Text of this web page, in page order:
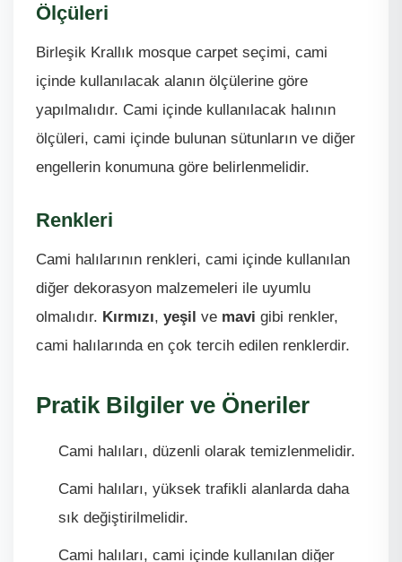
Ölçüleri
Birleşik Krallık mosque carpet seçimi, cami
içinde kullanılacak alanın ölçülerine göre
yapılmalıdır. Cami içinde kullanılacak halının
ölçüleri, cami içinde bulunan sütunların ve diğer
engellerin konumuna göre belirlenmelidir.
Renkleri
Cami halılarının renkleri, cami içinde kullanılan
diğer dekorasyon malzemeleri ile uyumlu
olmalıdır. Kırmızı, yeşil ve mavi gibi renkler,
cami halılarında en çok tercih edilen renklerdir.
Pratik Bilgiler ve Öneriler
Cami halıları, düzenli olarak temizlenmelidir.
Cami halıları, yüksek trafikli alanlarda daha
sık değiştirilmelidir.
Cami halıları, cami içinde kullanılan diğer